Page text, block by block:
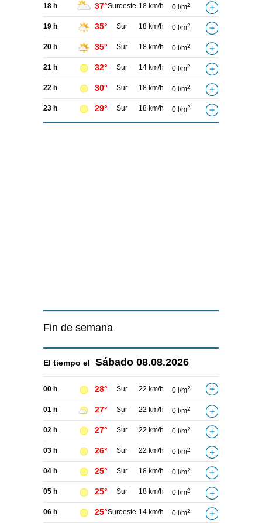
18 h 37°Suroeste 18 km/h 0 l/m2
19 h 35° Sur 18 km/h 0 l/m2
20 h 35° Sur 18 km/h 0 l/m2
21 h 32° Sur 14 km/h 0 l/m2
22 h 30° Sur 18 km/h 0 l/m2
23 h 29° Sur 18 km/h 0 l/m2
Fin de semana
El tiempo el Sábado 08.08.2026
00 h 28° Sur 22 km/h 0 l/m2
01 h 27° Sur 22 km/h 0 l/m2
02 h 27° Sur 22 km/h 0 l/m2
03 h 26° Sur 22 km/h 0 l/m2
04 h 25° Sur 18 km/h 0 l/m2
05 h 25° Sur 18 km/h 0 l/m2
06 h 25°Suroeste 14 km/h 0 l/m2